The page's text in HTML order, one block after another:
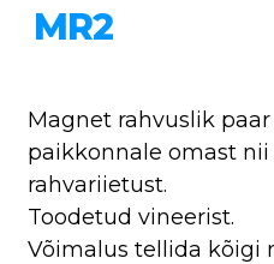
MR2
Magnet rahvuslik
paikkonnale omast
rahvariietust.
Toodetud vineerist.
Võimalus tellida kõigi